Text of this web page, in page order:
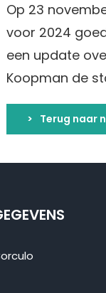
Op 23
voor 2024
een update
Koopman de
Terug naar